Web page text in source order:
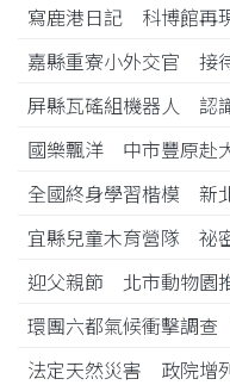
寫鹿港日記 科博館再
嘉縣重寮小外交官 接
屏縣瓦磘組機器人 認
國樂飄洋 中市豐原赴
全國終身學習楷模 新
宜縣兒童木育營隊 祕
迎父親節 北市動物園
環團六都氣候衝擊調
法定天然災害 政院增